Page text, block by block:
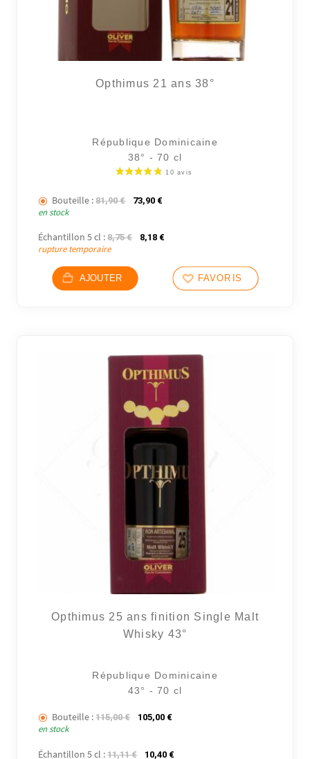
Opthimus 21 ans 38°
République Dominicaine
38° - 70 cl
Bouteille : 81,90€ Le prix initial était : 81,90 €.
73,90 €Le prix actuel est : 73,90 €.
en stock
Échantillon 5 cl : 8,75€ Le prix initial était : 8,75 €.
8,18 €Le prix actuel est : 8,18 €.
rupture temporaire
AJOUTER FAVORIS
Opthimus 25 ans finition Single Malt
Whisky 43°
République Dominicaine
43° - 70 cl
Bouteille : 115,00€ Le prix initial était : 115,00 €.
105,00 €Le prix actuel est : 105,00 €.
en stock
Échantillon 5 cl : 11,11€ Le prix initial était : 11,11 €.
10,40 €Le prix actuel est : 10,40 €.